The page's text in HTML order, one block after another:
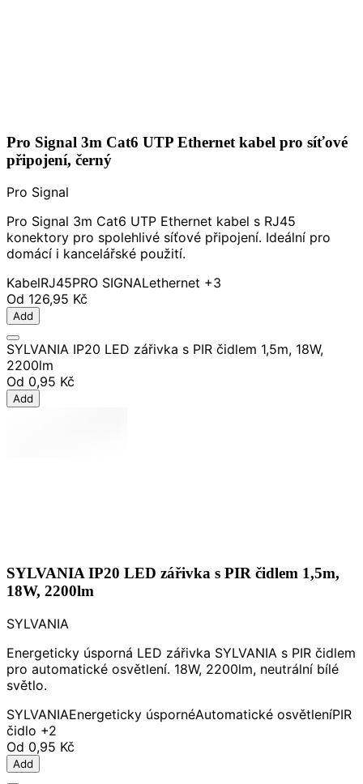
Pro Signal 3m Cat6 UTP Ethernet kabel pro síťové
připojení, černý
Pro Signal
Pro Signal 3m Cat6 UTP Ethernet kabel s RJ45
konektory pro spolehlivé síťové připojení. Ideální pro
domácí i kancelářské použití.
KabelRJ45PRO SIGNALethernet +3
Od 126,95 Kč
Add
SYLVANIA IP20 LED zářivka s PIR čidlem 1,5m, 18W,
2200lm
Od 0,95 Kč
Add
SYLVANIA IP20 LED zářivka s PIR čidlem 1,5m,
18W, 2200lm
SYLVANIA
Energeticky úsporná LED zářivka SYLVANIA s PIR čidlem
pro automatické osvětlení. 18W, 2200lm, neutrální bílé
světlo.
SYLVANIAEnergeticky úspornéAutomatické osvětleníPIR
čidlo +2
Od 0,95 Kč
Add